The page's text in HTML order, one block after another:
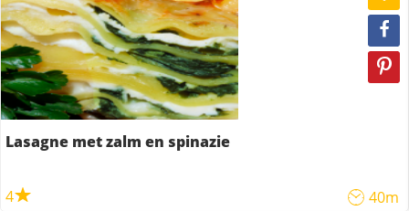
Lasagne met zalm en spinazie
4 40m